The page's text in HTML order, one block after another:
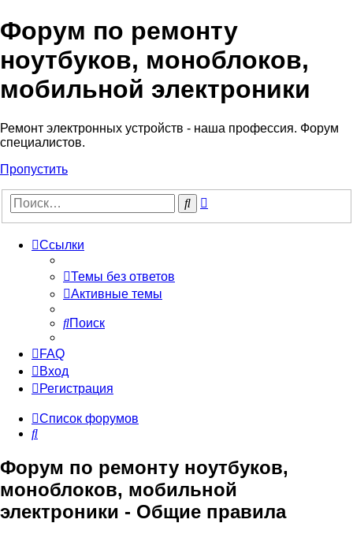
Регистрация
Форум по ремонту
ноутбуков, моноблоков,
мобильной электроники
Ремонт электронных устройств - наша профессия. Форум
специалистов.
Пропустить
Поиск
Ссылки
Темы без ответов
Активные темы
Поиск
FAQ
Вход
Регистрация
Список форумов
Поиск
Форум по ремонту ноутбуков,
моноблоков, мобильной
электроники - Общие правила